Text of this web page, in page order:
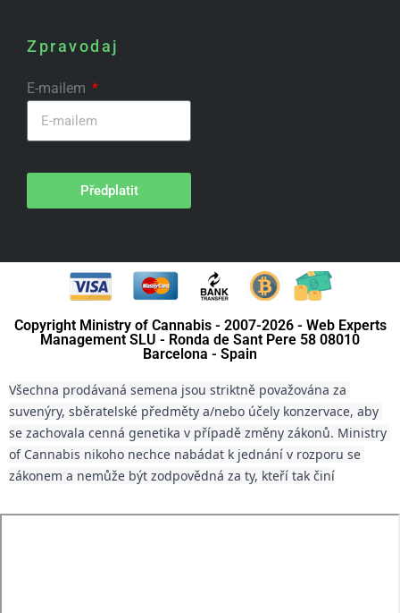
Zpravodaj
E-mailem
Předplatit
Copyright Ministry of Cannabis - 2007-2026 - Web Experts
Management SLU - Ronda de Sant Pere 58 08010
Barcelona - Spain
Všechna prodávaná semena jsou striktně považována za
suvenýry, sběratelské předměty a/nebo účely konzervace, aby
se zachovala cenná genetika v případě změny zákonů. Ministry
of Cannabis nikoho nechce nabádat k jednání v rozporu se
zákonem a nemůže být zodpovědná za ty, kteří tak činí